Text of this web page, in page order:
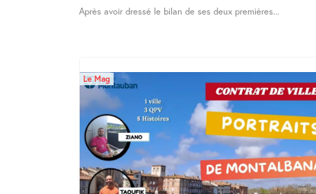
Après avoir dressé le bilan de ses deux premières...
Le Mag